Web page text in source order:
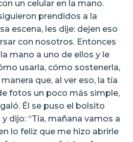
un celular en la mano.
prendidos a la
escena, les dije: dejen eso
con nosotros. Entonces
mano a uno de ellos y le
usarla, cómo sostenerla,
que, al ver eso, la tía
fotos un poco más simple,
Él se puso el bolsito
dijo: “Tía, mañana vamos a
lo feliz que me hizo abrirle